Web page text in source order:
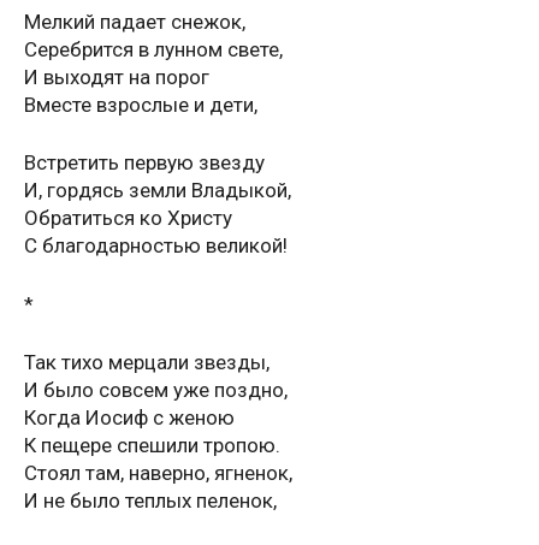
Мелкий падает снежок,
Серебрится в лунном свете,
И выходят на порог
Вместе взрослые и дети,
Встретить первую звезду
И, гордясь земли Владыкой,
Обратиться ко Христу
С благодарностью великой!
*
Так тихо мерцали звезды,
И было совсем уже поздно,
Когда Иосиф с женою
К пещере спешили тропою.
Стоял там, наверно, ягненок,
И не было теплых пеленок,